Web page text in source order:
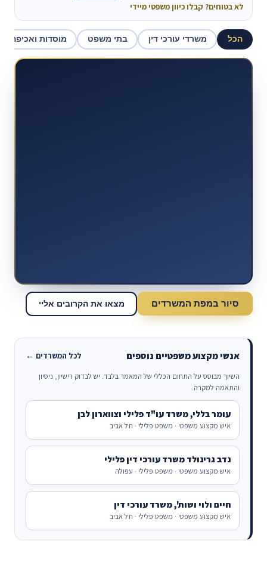
לא בטוחים? קבלו כיוון משפטי מיידי
הכל משרדי עורכי דין בתי משפט מוסדות ואכיפה
סיור במפת המשרדים מצאו את הקרובים אליי
אנשי מקצוע משפטיים נוספים לכל המשרדים ←
השיוך מבוסס על התחום הכללי של המאמר בלבד. יש לבדוק רישיון, ניסיון
והתאמה למקרה.
עומר בללי, משרד עו"ד פלילי וצווארון לבן
איש מקצוע משפטי · משפט פלילי · תל אביב
נדב גרינולד משרד עורכי דין פלילי
איש מקצוע משפטי · משפט פלילי · עפולה
חיים ולוי ושות', משרד עורכי דין
איש מקצוע משפטי · משפט פלילי · תל אביב